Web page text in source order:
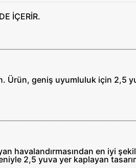
Ürün, geniş uyumluluk için 2,5
havalandırmasından en iyi
2,5 yuva yer kaplayan